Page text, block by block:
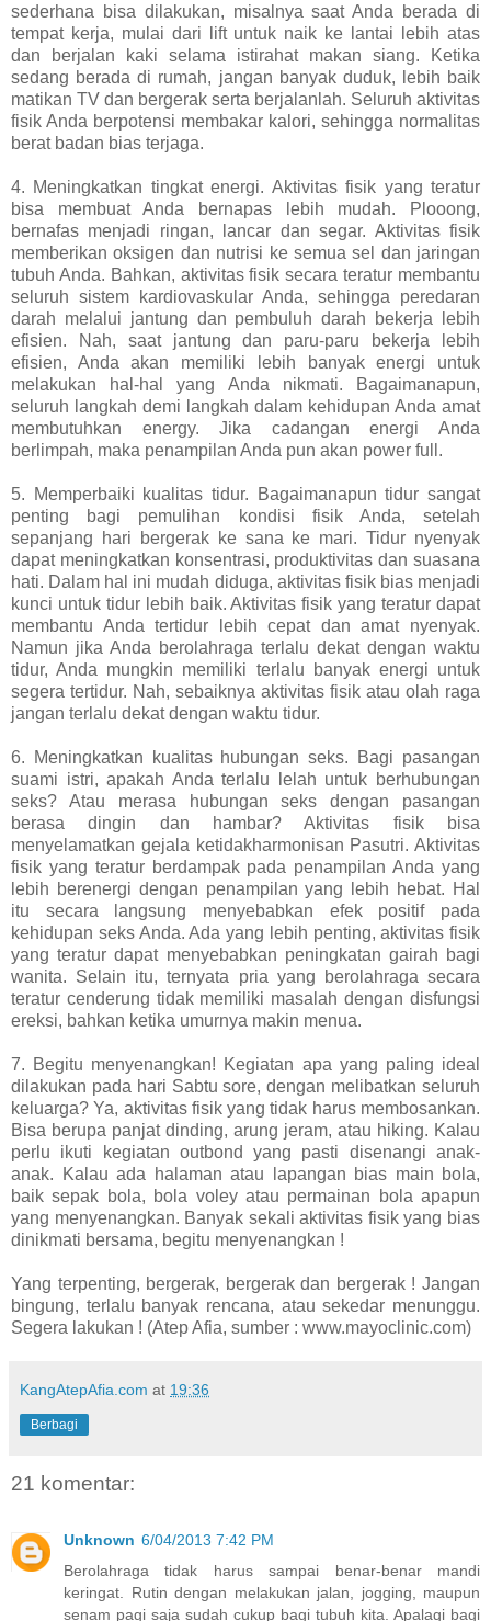
sederhana bisa dilakukan, misalnya saat Anda berada di
tempat kerja, mulai dari lift untuk naik ke lantai lebih atas
dan berjalan kaki selama istirahat makan siang. Ketika
sedang berada di rumah, jangan banyak duduk, lebih baik
matikan TV dan bergerak serta berjalanlah. Seluruh aktivitas
fisik Anda berpotensi membakar kalori, sehingga normalitas
berat badan bias terjaga.
4. Meningkatkan tingkat energi. Aktivitas fisik yang teratur
bisa membuat Anda bernapas lebih mudah. Plooong,
bernafas menjadi ringan, lancar dan segar. Aktivitas fisik
memberikan oksigen dan nutrisi ke semua sel dan jaringan
tubuh Anda. Bahkan, aktivitas fisik secara teratur membantu
seluruh sistem kardiovaskular Anda, sehingga peredaran
darah melalui jantung dan pembuluh darah bekerja lebih
efisien. Nah, saat jantung dan paru-paru bekerja lebih
efisien, Anda akan memiliki lebih banyak energi untuk
melakukan hal-hal yang Anda nikmati. Bagaimanapun,
seluruh langkah demi langkah dalam kehidupan Anda amat
membutuhkan energy. Jika cadangan energi Anda
berlimpah, maka penampilan Anda pun akan power full.
5. Memperbaiki kualitas tidur. Bagaimanapun tidur sangat
penting bagi pemulihan kondisi fisik Anda, setelah
sepanjang hari bergerak ke sana ke mari. Tidur nyenyak
dapat meningkatkan konsentrasi, produktivitas dan suasana
hati. Dalam hal ini mudah diduga, aktivitas fisik bias menjadi
kunci untuk tidur lebih baik. Aktivitas fisik yang teratur dapat
membantu Anda tertidur lebih cepat dan amat nyenyak.
Namun jika Anda berolahraga terlalu dekat dengan waktu
tidur, Anda mungkin memiliki terlalu banyak energi untuk
segera tertidur. Nah, sebaiknya aktivitas fisik atau olah raga
jangan terlalu dekat dengan waktu tidur.
6. Meningkatkan kualitas hubungan seks. Bagi pasangan
suami istri, apakah Anda terlalu lelah untuk berhubungan
seks? Atau merasa hubungan seks dengan pasangan
berasa dingin dan hambar? Aktivitas fisik bisa
menyelamatkan gejala ketidakharmonisan Pasutri. Aktivitas
fisik yang teratur berdampak pada penampilan Anda yang
lebih berenergi dengan penampilan yang lebih hebat. Hal
itu secara langsung menyebabkan efek positif pada
kehidupan seks Anda. Ada yang lebih penting, aktivitas fisik
yang teratur dapat menyebabkan peningkatan gairah bagi
wanita. Selain itu, ternyata pria yang berolahraga secara
teratur cenderung tidak memiliki masalah dengan disfungsi
ereksi, bahkan ketika umurnya makin menua.
7. Begitu menyenangkan! Kegiatan apa yang paling ideal
dilakukan pada hari Sabtu sore, dengan melibatkan seluruh
keluarga? Ya, aktivitas fisik yang tidak harus membosankan.
Bisa berupa panjat dinding, arung jeram, atau hiking. Kalau
perlu ikuti kegiatan outbond yang pasti disenangi anak-
anak. Kalau ada halaman atau lapangan bias main bola,
baik sepak bola, bola voley atau permainan bola apapun
yang menyenangkan. Banyak sekali aktivitas fisik yang bias
dinikmati bersama, begitu menyenangkan !
Yang terpenting, bergerak, bergerak dan bergerak ! Jangan
bingung, terlalu banyak rencana, atau sekedar menunggu.
Segera lakukan ! (Atep Afia, sumber : www.mayoclinic.com)
KangAtepAfia.com at 19:36
Berbagi
21 komentar:
Unknown 6/04/2013 7:42 PM
Berolahraga tidak harus sampai benar-benar mandi
keringat. Rutin dengan melakukan jalan, jogging, maupun
senam pagi saja sudah cukup bagi tubuh kita. Apalagi bagi